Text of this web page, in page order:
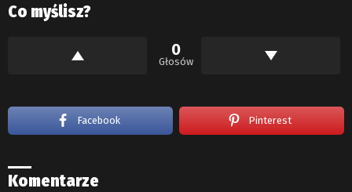
Co myślisz?
0
Głosów
Facebook Pinterest
Komentarze